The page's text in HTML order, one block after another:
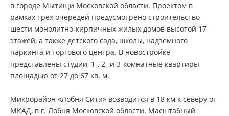
в городе Мытищи Московской области. Проектом в
рамках трех очередей предусмотрено строительство
шести монолитно-кирпичных жилых домов высотой 17
этажей, а также детского сада, школы, надземного
паркинга и торгового центра. В новостройке
представлены студии, 1-, 2- и 3-комнатные квартиры
площадью от 27 до 67 кв. м.
Микрорайон «Лобня Сити» возводится в 18 км к северу от
МКАД, в г. Лобня Московской области. Масштабный